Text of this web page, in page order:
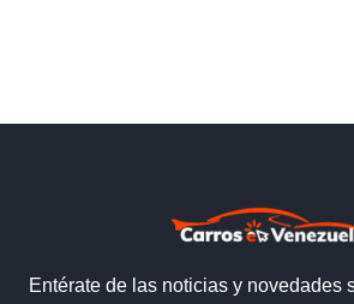
Entérate de las noticias y novedades